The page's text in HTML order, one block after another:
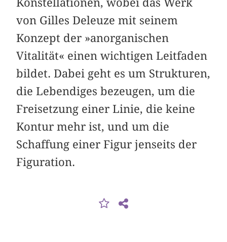
von Gilles Deleuze mit seinem
Konzept der »anorganischen
Vitalität« einen wichtigen Leitfaden
bildet. Dabei geht es um Strukturen,
die Lebendiges bezeugen, um die
Freisetzung einer Linie, die keine
Kontur mehr ist, und um die
Schaffung einer Figur jenseits der
Figuration.